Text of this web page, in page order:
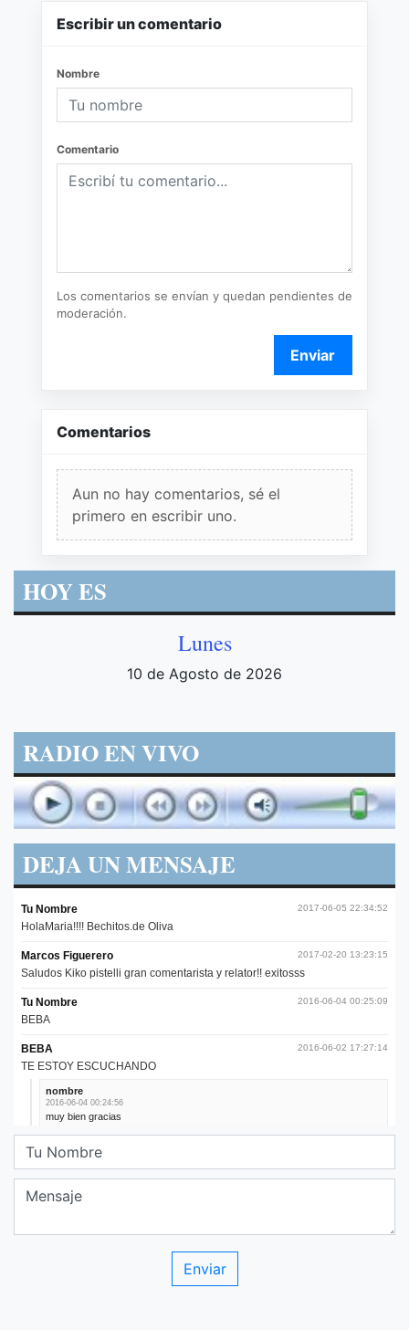
Escribir un comentario
Nombre
Comentario
Los comentarios se envían y quedan pendientes de
moderación.
Enviar
Comentarios
Aun no hay comentarios, sé el
primero en escribir uno.
HOY ES
Lunes
10 de Agosto de 2026
RADIO EN VIVO
DEJA UN MENSAJE